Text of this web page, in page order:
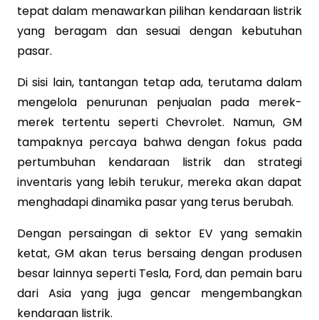
tepat dalam menawarkan pilihan kendaraan listrik
yang beragam dan sesuai dengan kebutuhan
pasar.
Di sisi lain, tantangan tetap ada, terutama dalam
mengelola penurunan penjualan pada merek-
merek tertentu seperti Chevrolet. Namun, GM
tampaknya percaya bahwa dengan fokus pada
pertumbuhan kendaraan listrik dan strategi
inventaris yang lebih terukur, mereka akan dapat
menghadapi dinamika pasar yang terus berubah.
Dengan persaingan di sektor EV yang semakin
ketat, GM akan terus bersaing dengan produsen
besar lainnya seperti Tesla, Ford, dan pemain baru
dari Asia yang juga gencar mengembangkan
kendaraan listrik.